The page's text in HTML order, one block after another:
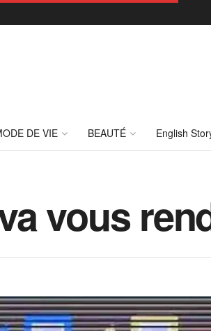
DE VIE BEAUTÉ English
vous